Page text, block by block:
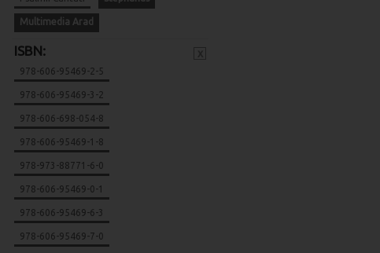
Multimedia Arad
ISBN:
978-606-95469-2-5
978-606-95469-3-2
978-606-698-054-8
978-606-95469-1-8
978-973-88771-6-0
978-606-95469-0-1
978-606-95469-6-3
978-606-95469-7-0